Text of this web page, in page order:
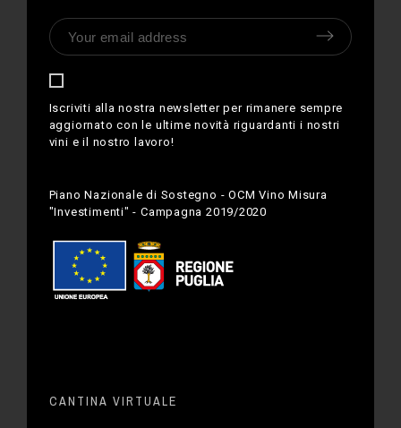
Iscriviti alla nostra newsletter per rimanere sempre
aggiornato con le ultime novità riguardanti i nostri
vini e il nostro lavoro!
Piano Nazionale di Sostegno - OCM Vino Misura
"Investimenti" - Campagna 2019/2020
CANTINA VIRTUALE